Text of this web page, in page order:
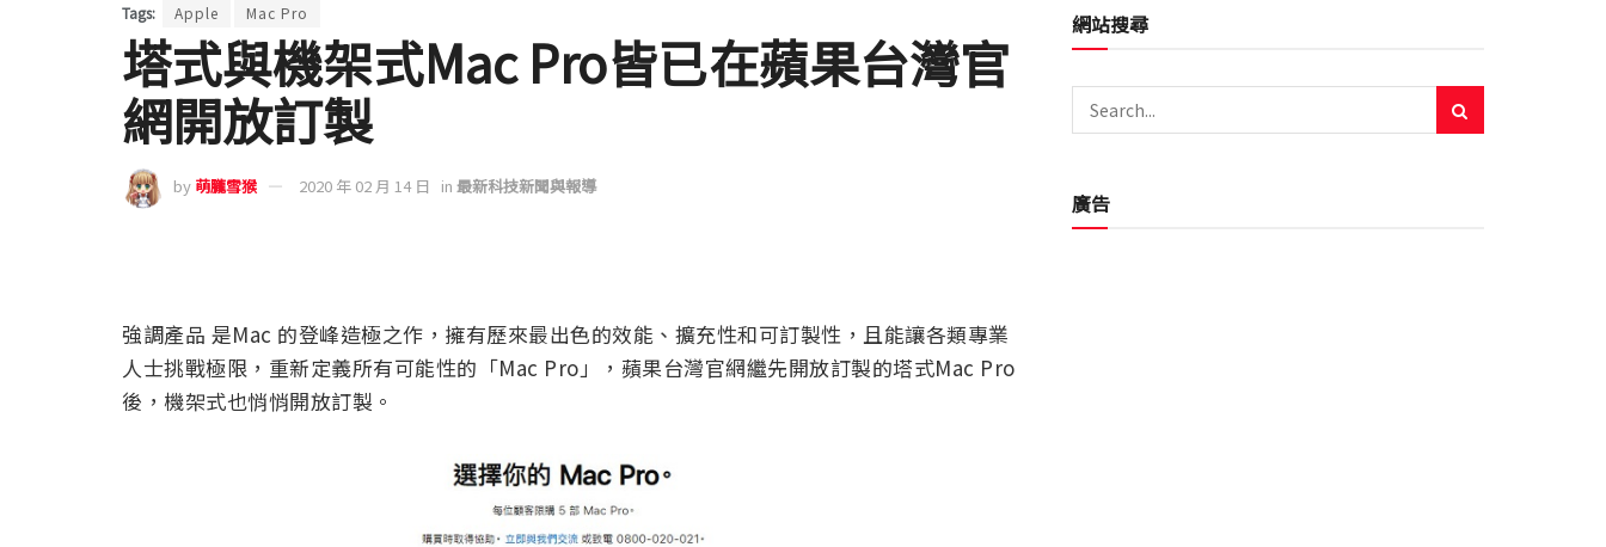
Tags: Apple Mac Pro
塔式與機架式Mac Pro皆已在蘋果台灣官
網開放訂製
by 萌朧雪猴 2020 年 02 月 14 日 in 最新科技新聞與報導
強調產品 是Mac 的登峰造極之作，擁有歷來最出色的效能、擴充性和可訂製性，且能讓各類專業
人士挑戰極限，重新定義所有可能性的「Mac Pro」，蘋果台灣官網繼先開放訂製的塔式Mac Pro
後，機架式也悄悄開放訂製。
網站搜尋
廣告